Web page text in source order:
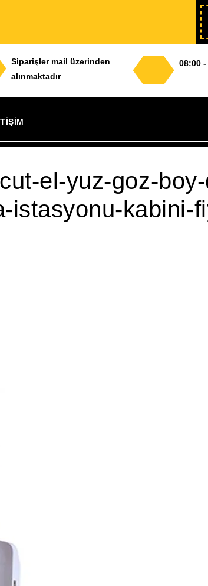
Siparişler mail üzerinden
alınmaktadır
08:00
el-yuz-goz-
istasyonu-kabini-